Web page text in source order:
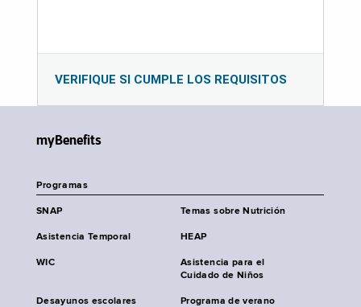
VERIFIQUE SI CUMPLE LOS REQUISITOS
myBenefits
Programas
SNAP Temas sobre Nutrición
Asistencia Temporal HEAP
WIC
Asistencia para el
Cuidado de Niños
Desayunos escolares
Programa de verano